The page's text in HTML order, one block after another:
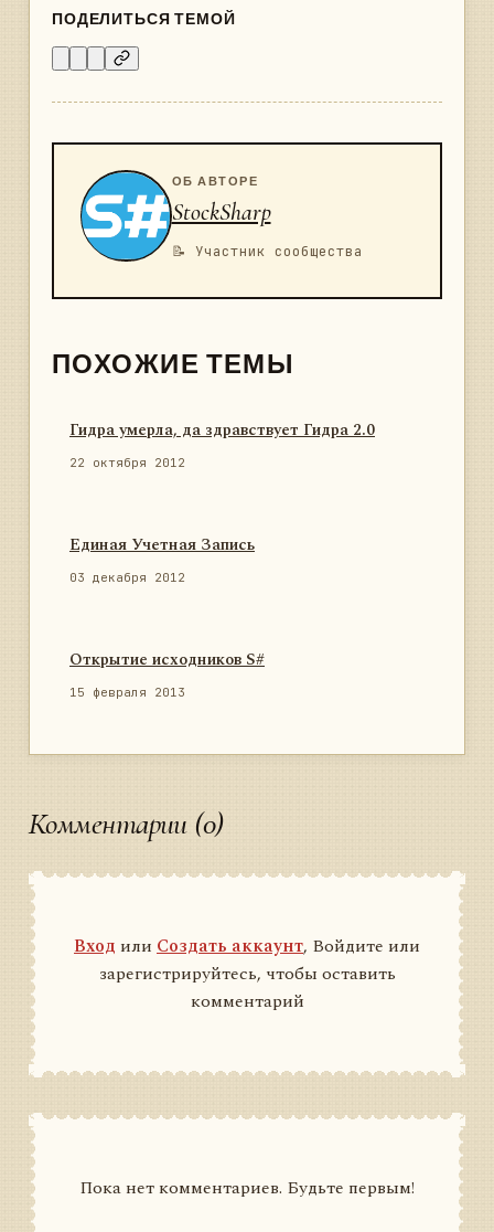
ПОДЕЛИТЬСЯ ТЕМОЙ
ОБ АВТОРЕ
StockSharp
📝 Участник сообщества
ПОХОЖИЕ ТЕМЫ
Гидра умерла, да здравствует Гидра 2.0
22 октября 2012
Единая Учетная Запись
03 декабря 2012
Открытие исходников S#
15 февраля 2013
Комментарии (0)
Вход или Создать аккаунт, Войдите или
зарегистрируйтесь, чтобы оставить
комментарий
Пока нет комментариев. Будьте первым!